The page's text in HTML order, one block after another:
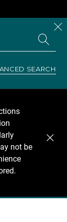
SEARCH
not be